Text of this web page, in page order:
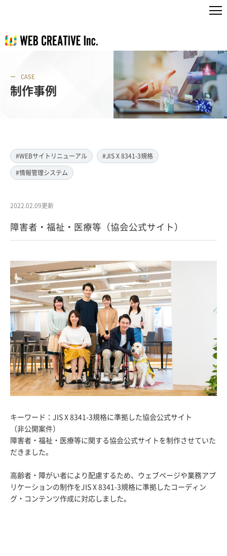
CASE
制作事例
#WEBサイトリニューアル
#JIS X 8341-3規格
#情報管理システム
2022.02.09更新
障害者・福祉・医療等（協会公式サイト）
キーワード：JIS X 8341-3規格に準拠した協会公式サイト
（非公開案件）
障害者・福祉・医療等に関する協会公式サイトを制作させていた
だきました。
高齢者・障がい者により配慮するため、ウェブページや業務アプ
リケーションの制作をJIS X 8341-3規格に準拠したコーディン
グ・コンテンツ作成に対応しました。